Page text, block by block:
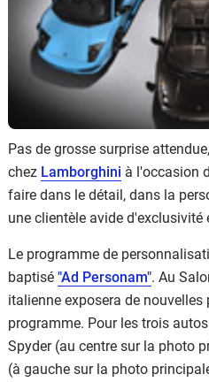
Services
Forum
Moto
Marques
Pas de grosse surprise
chez Lamborghini à l'occasion
faire dans le détail, dans la
une clientèle avide
Le programme de
baptisé "Ad Personam". Au
italienne exposera de
programme. Pour les trois
Spyder (au centre sur la photo
(à gauche sur la photo